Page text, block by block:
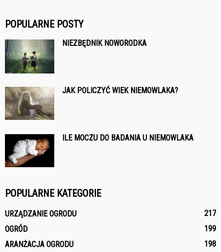
POPULARNE POSTY
NIEZBĘDNIK NOWORODKA
JAK POLICZYĆ WIEK NIEMOWLAKA?
ILE MOCZU DO BADANIA U NIEMOWLAKA
POPULARNE KATEGORIE
URZĄDZANIE OGRODU
217
OGRÓD
199
ARANŻACJA OGRODU
198